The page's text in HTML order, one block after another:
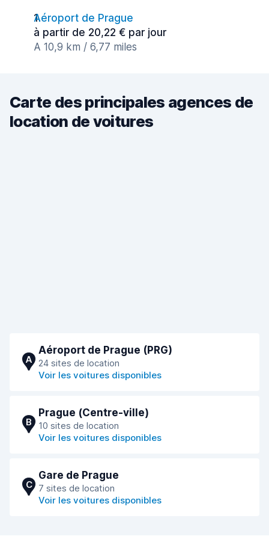
Aéroport de Prague
à partir de 20,22 € par jour
A 10,9 km / 6,77 miles
Carte des principales agences de
location de voitures
A
Aéroport de Prague (PRG)
24 sites de location
Voir les voitures disponibles
B
Prague (Сentre-ville)
10 sites de location
Voir les voitures disponibles
C
Gare de Prague
7 sites de location
Voir les voitures disponibles